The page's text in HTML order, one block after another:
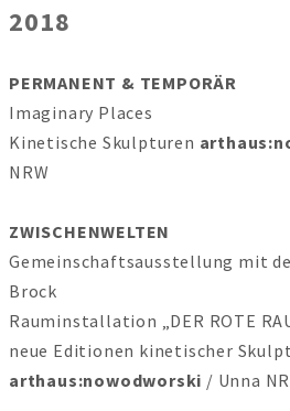
2018
PERMANENT & TEMPORÄR
Imaginary Places
Kinetische Skulpturen
NRW
ZWISCHENWELTEN
Gemeinschaftsausstellung mit
Brock
Rauminstallation „DER ROTE
neue Editionen kinetischer
arthaus:nowodworski / Unna